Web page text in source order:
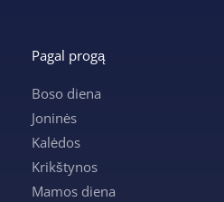
Pagal progą
Boso diena
Joninės
Kalėdos
Krikštynos
Mamos diena